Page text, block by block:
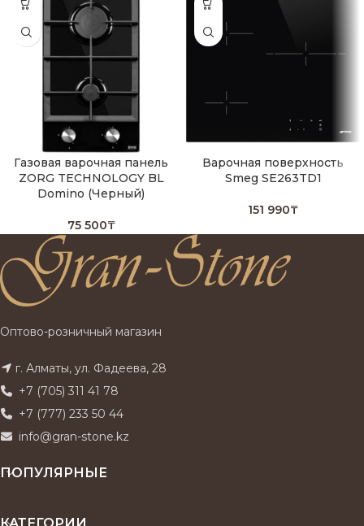
Газовая варочная панель
ZORG TECHNOLOGY BL
Domino (Черный)
75 500₸
Варочная поверхность
Smeg SE263TD1
151 990₸
Оптово-розничный магазин
г. Алматы, ул. Фадеева, 28
+7 (705) 311 41 78
+7 (777) 233 50 44
info@gran-stone.kz
ПОПУЛЯРНЫЕ